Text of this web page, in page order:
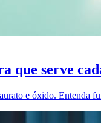
que serve
e óxido. Entenda